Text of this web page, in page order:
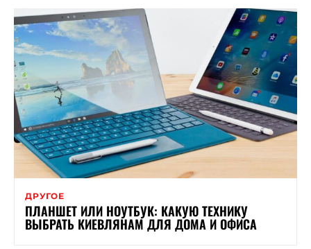
ДРУГОЕ
ПЛАНШЕТ ИЛИ НОУТБУК: КАКУЮ ТЕХНИКУ
ВЫБРАТЬ КИЕВЛЯНАМ ДЛЯ ДОМА И ОФИСА